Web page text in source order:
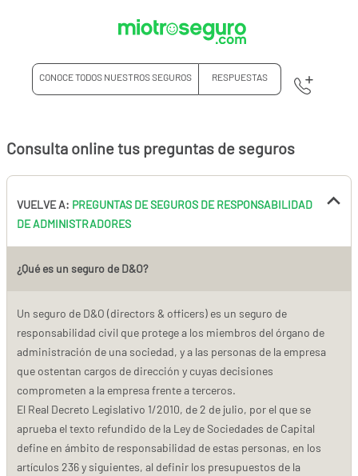
CONOCE TODOS NUESTROS SEGUROS RESPUESTAS
Consulta online tus preguntas de seguros
VUELVE A: PREGUNTAS DE SEGUROS DE RESPONSABILIDAD
DE ADMINISTRADORES
¿Qué es un seguro de D&O?
Un seguro de D&O (directors & officers) es un seguro de
responsabilidad civil que protege a los miembros del órgano de
administración de una sociedad, y a las personas de la empresa
que ostentan cargos de dirección y cuyas decisiones
comprometen a la empresa frente a terceros.
El Real Decreto Legislativo 1/2010, de 2 de julio, por el que se
aprueba el texto refundido de la Ley de Sociedades de Capital
define en ámbito de responsabilidad de estas personas, en los
artículos 236 y siguientes, al definir los presupuestos de la